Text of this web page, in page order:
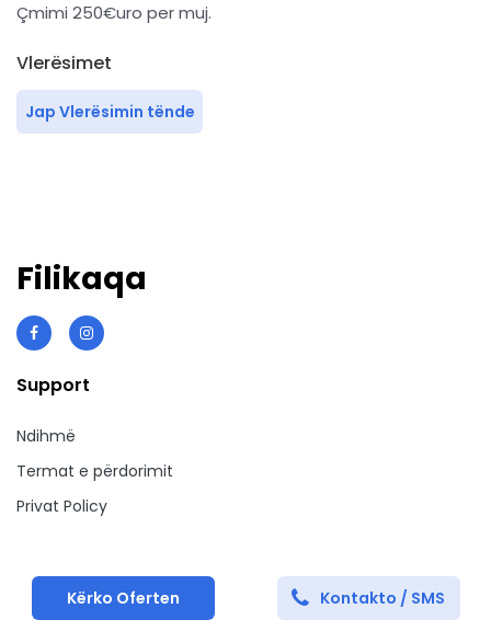
Çmimi 250€uro per muj.
Vlerësimet
Jap Vlerësimin tënde
Kërko Oferten Kontakto / SMS
Filikaqa
Support
Ndihmë
Termat e përdorimit
Privat Policy